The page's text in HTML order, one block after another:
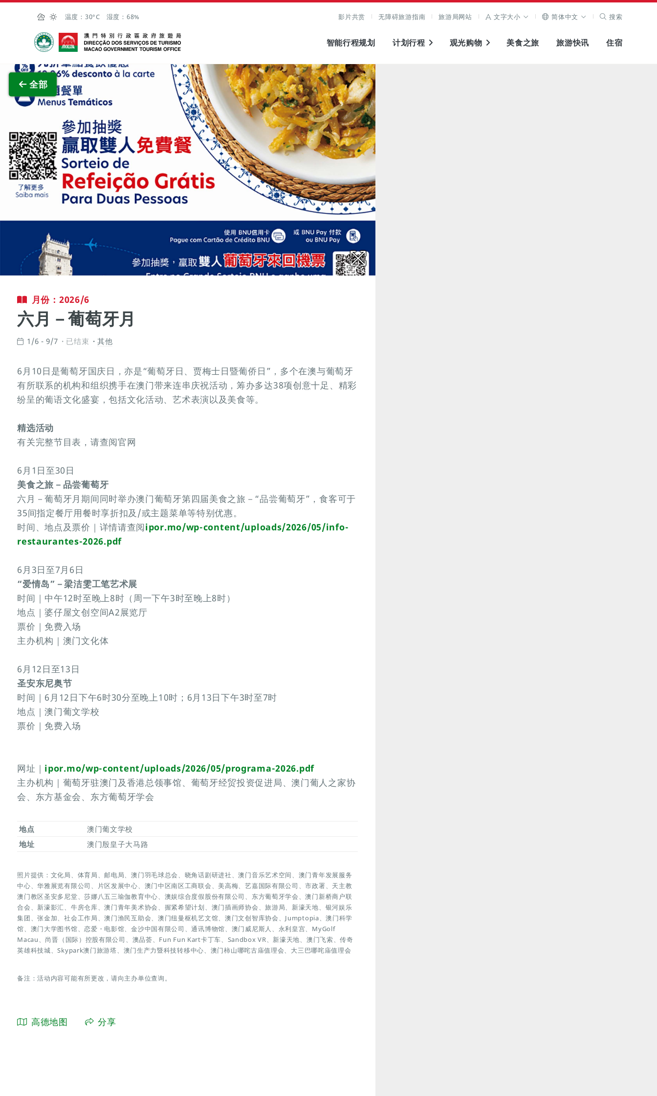
跳至主内容
温度： 30°C 湿度： 68% 影片共赏 无障碍旅游指南 旅游局网站 文字大小 简体中文 搜索
澳门特别行政区政府旅游局
智能行程规划 计划行程 观光购物 美食之旅 旅游快讯 住宿
全部
查看原图
月份：2026/6
六月－葡萄牙月
1/6 - 9/7 已结束 其他
6月10日是葡萄牙国庆日，亦是“葡萄牙日、贾梅士日暨葡侨日”，多个在澳与葡萄牙
有所联系的机构和组织携手在澳门带来连串庆祝活动，筹办多达38项创意十足、精彩
纷呈的葡语文化盛宴，包括文化活动、艺术表演以及美食等。
精选活动
有关完整节目表，请查阅官网
6月1日至30日
美食之旅－品尝葡萄牙
六月－葡萄牙月期间同时举办澳门葡萄牙第四届美食之旅－“品尝葡萄牙”，食客可于
35间指定餐厅用餐时享折扣及/或主题菜单等特别优惠。
时间、地点及票价｜详情请查阅ipor.mo/wp-content/uploads/2026/05/info-
restaurantes-2026.pdf
6月3日至7月6日
“爱情岛”－梁洁雯工笔艺术展
时间｜中午12时至晚上8时（周一下午3时至晚上8时）
地点｜婆仔屋文创空间A2展览厅
票价｜免费入场
主办机构｜澳门文化体
6月12日至13日
圣安东尼奥节
时间｜6月12日下午6时30分至晚上10时；6月13日下午3时至7时
地点｜澳门葡文学校
票价｜免费入场
网址｜ ipor.mo/wp-content/uploads/2026/05/programa-2026.pdf
主办机构｜葡萄牙驻澳门及香港总领事馆、葡萄牙经贸投资促进局、澳门葡人之家协
会、东方基金会、东方葡萄牙学会
地点
澳门葡文学校
地址
澳门殷皇子大马路
照片提供：文化局、体育局、邮电局、澳门羽毛球总会、晓角话剧研进社、澳门音乐艺术空间、澳门青年发展服务
中心、华雅展览有限公司、片区发展中心、澳门中区南区工商联会、美高梅、艺嘉国际有限公司、市政署、天主教
澳门教区圣安多尼堂、莎娜八五三瑜伽教育中心、澳娱综合度假股份有限公司、东方葡萄牙学会、澳门新桥商户联
合会、新濠影汇、牛房仓库、澳门青年美术协会、握紧希望计划、澳门插画师协会、旅游局、新濠天地、银河娱乐
集团、张金加、社会工作局、澳门渔民互助会、澳门纽曼枢机艺文馆、澳门文创智库协会、Jumptopia、澳门科学
馆、澳门大学图书馆、恋爱・电影馆、金沙中国有限公司、通讯博物馆、澳门威尼斯人、永利皇宫、MyGolf
Macau、尚晋（国际）控股有限公司、澳品荟、Fun Fun Kart卡丁车、Sandbox VR、新濠天地、澳门飞索、传奇
英雄科技城、Skypark澳门旅游塔、澳门生产力暨科技转移中心、澳门柿山哪咤古庙值理会、大三巴哪咤庙值理会
备注：活动内容可能有所更改，请向主办单位查询。
高德地图 分享